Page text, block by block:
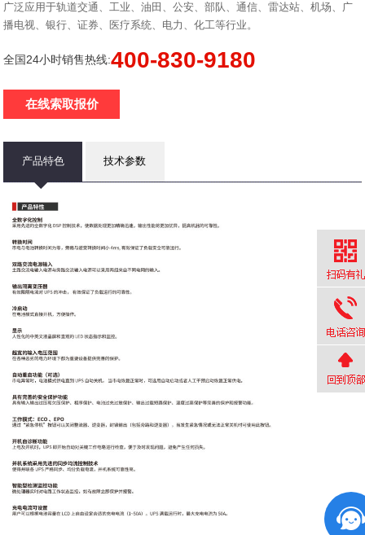
广泛应用于轨道交通、工业、油田、公安、部队、通信、雷达站、机场、广
播电视、银行、证券、医疗系统、电力、化工等行业。
全国24小时销售热线:400-830-9180
在线索取报价
产品特色 技术参数